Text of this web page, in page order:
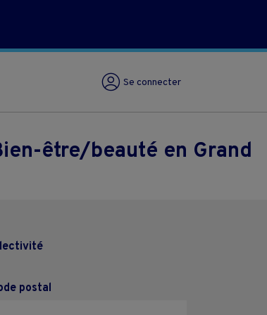
Se connecter
être/beauté en Grand
postal